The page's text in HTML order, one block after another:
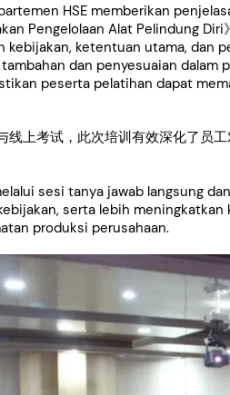
HSE memberikan
Pengelolaan Alat Pelindung
kebijakan, ketentuan utama, dan
dan penyesuaian
peserta pelatihan dapat
线上考试，此次培训有效深化了员
sesi tanya jawab langsung
serta lebih
produksi perusahaan.